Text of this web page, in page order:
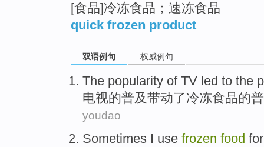
[食品]冷冻食品；速冻食品
quick frozen product
双语例句 权威例句
The popularity of TV led to the
电视的普及带动了冷冻食品的
youdao
Sometimes I use frozen food for